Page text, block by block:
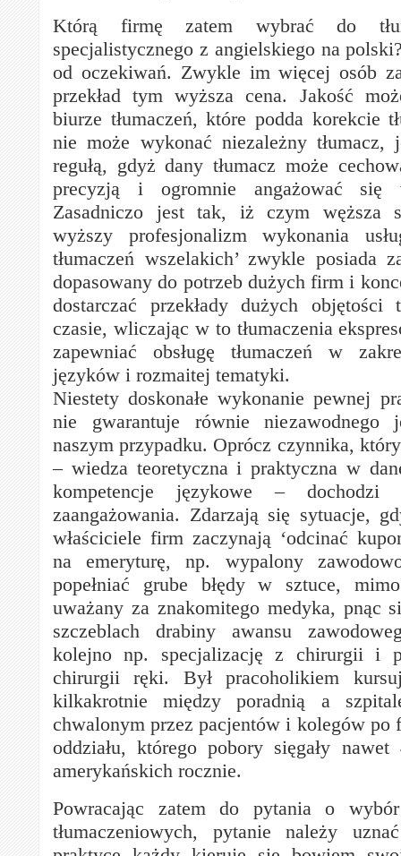
Którą firmę zatem wybrać do
specjalistycznego z angielskiego na
od oczekiwań. Zwykle im więcej osób
przekład tym wyższa cena. Jakość
biurze tłumaczeń, które podda korekcie
nie może wykonać niezależny
regułą, gdyż dany tłumacz może
precyzją i ogromnie angażować
Zasadniczo jest tak, iż czym węższa
wyższy profesjonalizm wykonania
tłumaczeń wszelakich’ zwykle posiada
dopasowany do potrzeb dużych firm i
dostarczać przekłady dużych
czasie, wliczając w to tłumaczenia
zapewniać obsługę tłumaczeń w
języków i rozmaitej tematyki.
Niestety doskonałe wykonanie pewnej
nie gwarantuje równie
naszym przypadku. Oprócz czynnika,
– wiedza teoretyczna i praktyczna w
kompetencje językowe – dochodzi
zaangażowania. Zdarzają się sytuacje,
właściciele firm zaczynają ‘odcinać
na emeryturę, np. wypalony
popełniać grube błędy w sztuce,
uważany za znakomitego medyka, pnąc
szczeblach drabiny awansu
kolejno np. specjalizację z chirurgii i
chirurgii ręki. Był pracoholikiem
kilkakrotnie między poradnią a
chwalonym przez pacjentów i kolegów po
oddziału, którego pobory sięgały
amerykańskich rocznie.
Powracając zatem do pytania o
tłumaczeniowych, pytanie należy